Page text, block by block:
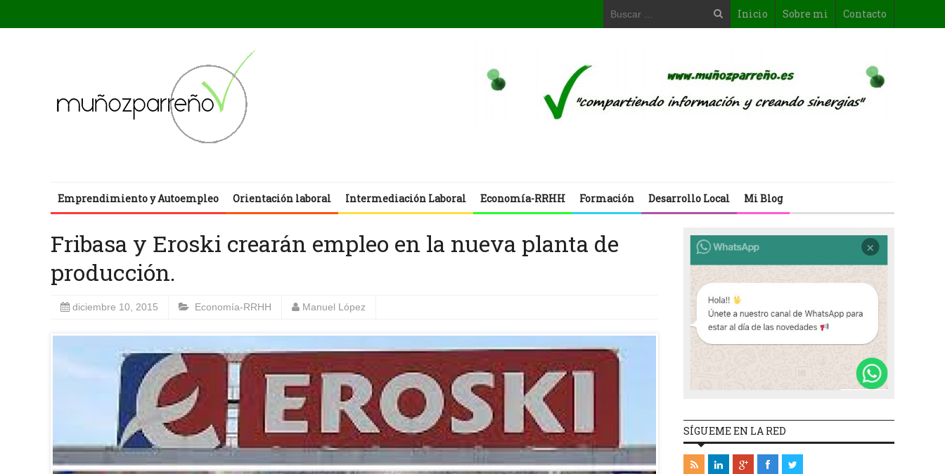
Inicio Sobre mi Contacto
Emprendimiento y Autoempleo Orientación laboral Intermediación Laboral Economía-RRHH Formación Desarrollo Local Mi Blog
Fribasa y Eroski crearán empleo en la nueva planta de
producción.
diciembre 10, 2015 Economía-RRHH Manuel López
SÍGUEME EN LA RED